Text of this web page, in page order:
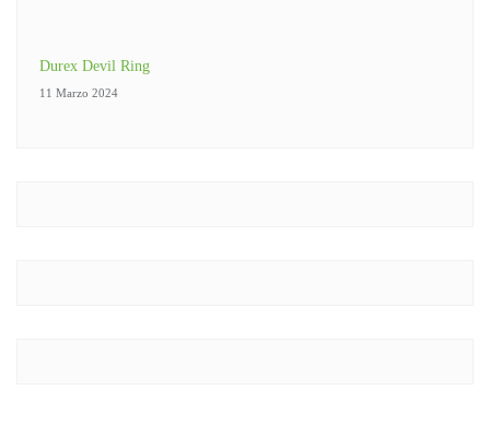
Durex Devil Ring
11 Marzo 2024